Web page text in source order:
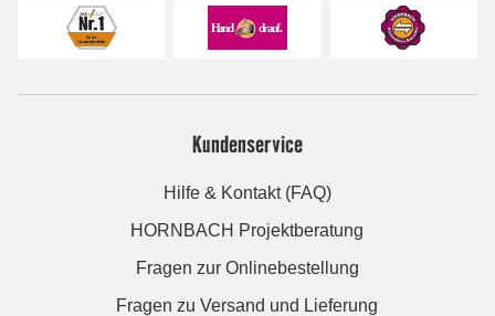
Kundenservice
Hilfe & Kontakt (FAQ)
HORNBACH Projektberatung
Fragen zur Onlinebestellung
Fragen zu Versand und Lieferung